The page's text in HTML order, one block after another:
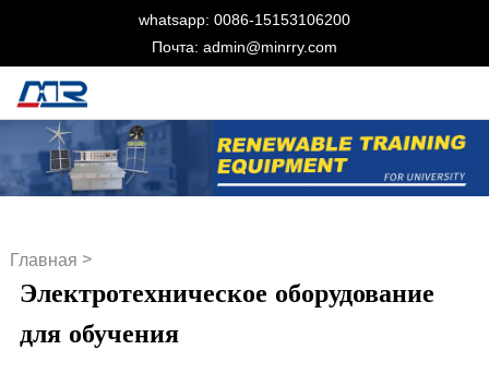
whatsapp: 0086-15153106200
Почта: admin@minrry.com
Главная >
Электротехническое
Электротехническое оборудование
для обучения